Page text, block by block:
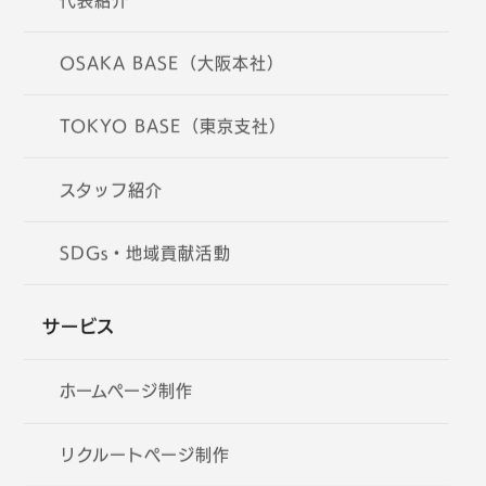
OSAKA BASE（大阪本社）
TOKYO BASE（東京支社）
スタッフ紹介
SDGs・地域貢献活動
サービス
ホームページ制作
リクルートページ制作